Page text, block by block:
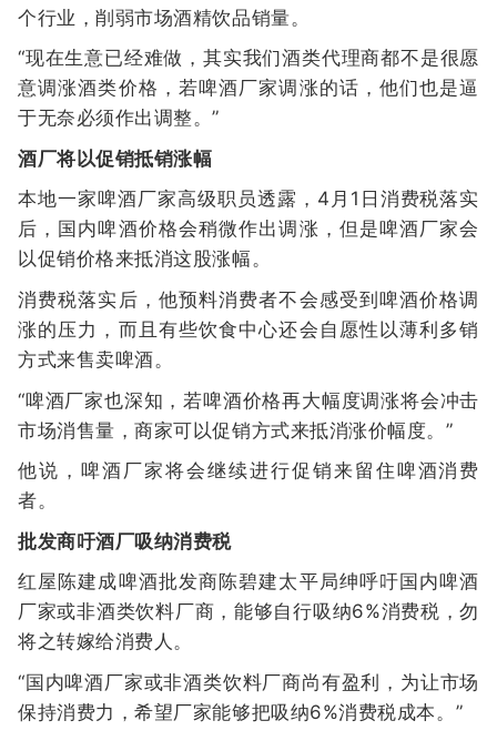
个行业，削弱市场酒精饮品销量。
“现在生意已经难做，其实我们酒类代理商都不是很愿
意调涨酒类价格，若啤酒厂家调涨的话，他们也是逼
于无奈必须作出调整。”
酒厂将以促销抵销涨幅
本地一家啤酒厂家高级职员透露，4月1日消费税落实
后，国内啤酒价格会稍微作出调涨，但是啤酒厂家会
以促销价格来抵消这股涨幅。
消费税落实后，他预料消费者不会感受到啤酒价格调
涨的压力，而且有些饮食中心还会自愿性以薄利多销
方式来售卖啤酒。
“啤酒厂家也深知，若啤酒价格再大幅度调涨将会冲击
市场消售量，商家可以促销方式来抵消涨价幅度。”
他说，啤酒厂家将会继续进行促销来留住啤酒消费
者。
批发商吁酒厂吸纳消费税
红屋陈建成啤酒批发商陈碧建太平局绅呼吁国内啤酒
厂家或非酒类饮料厂商，能够自行吸纳6%消费税，勿
将之转嫁给消费人。
“国内啤酒厂家或非酒类饮料厂商尚有盈利，为让市场
保持消费力，希望厂家能够把吸纳6%消费税成本。”